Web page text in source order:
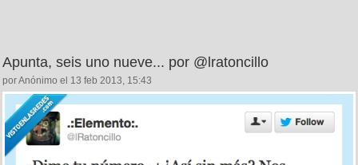
Apunta, seis uno nueve... por @lratoncillo
por Anónimo el 13 feb 2013, 15:43